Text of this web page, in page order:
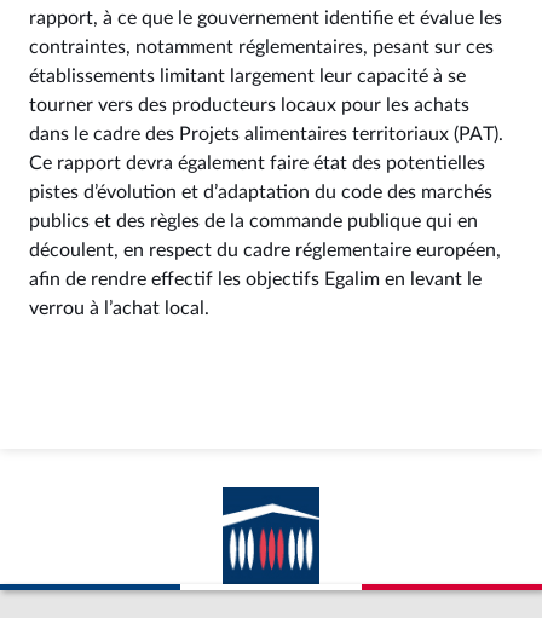
rapport, à ce que le gouvernement identifie et évalue les
contraintes, notamment réglementaires, pesant sur ces
établissements limitant largement leur capacité à se
tourner vers des producteurs locaux pour les achats
dans le cadre des Projets alimentaires territoriaux (PAT).
Ce rapport devra également faire état des potentielles
pistes d’évolution et d’adaptation du code des marchés
publics et des règles de la commande publique qui en
découlent, en respect du cadre réglementaire européen,
afin de rendre effectif les objectifs Egalim en levant le
verrou à l’achat local.